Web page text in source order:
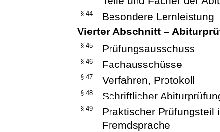
§ 44
Besondere Lernleistung
Vierter Abschnitt –
§ 45 Prüfungsausschuss
§ 46 Fachausschüsse
§ 47 Verfahren, Protokoll
§ 48 Schriftlicher
§ 49
Praktischer Prüfungsteil
Fremdsprache